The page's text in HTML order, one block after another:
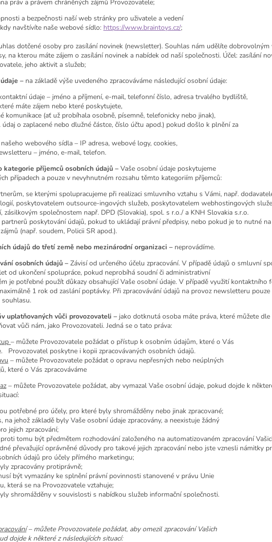
práv a právem chráněných zájmů Provozovatele;
a bezpečnosti naší web stránky pro uživatele a vedení
navštívíte naše webové sídlo: https://www.braintoys.cz/;
dotčené osoby pro zasílání novinek (newsletter). Souhlas nám udělíte dobrovolným
na kterou máte zájem o zasílání novinek a nabídek od naší společnosti. Účel: zasílání
jeho aktivit a služeb;
– na základě výše uvedeného zpracováváme následující osobní údaje:
údaje – jméno a příjmení, e-mail, telefonní číslo, adresa trvalého bydliště,
máte zájem nebo které poskytujete,
komunikace (ať už probíhala osobně, písemně, telefonicky nebo jinak),
o zaplacené nebo dlužné částce, číslo účtu apod.) pokud došlo k plnění za
webového sídla – IP adresa, webové logy, cookies,
– jméno, e-mail, telefon.
kategorie příjemců osobních údajů – Vaše osobní údaje poskytujeme
případech a pouze v nevyhnutném rozsahu těmto kategoriím příjemců:
se kterými spolupracujeme při realizaci smluvního vztahu s Vámi, např.
poskytovatelem outsource-ingových služeb, poskytovatelem webhostingových
zásilkovým společnostem např. DPD (Slovakia), spol. s r.o./ a KNH Slovakia s.r.o.
poskytování údajů, pokud to ukládají právní předpisy, nebo pokud je to nutné
(např. soudem, Policii SR apod.).
údajů do třetí země nebo mezinárodní organizaci – neprovádíme.
osobních údajů – Závisí od určeného účelu zpracování. V případě údajů o smluvní
od ukončení spolupráce, pokud neprobíhá soudní či administrativní
je potřebné použít důkazy obsahující Vaše osobní údaje. V případě využití kontaktního
1 rok od zaslání poptávky. Při zpracovávání údajů na provoz newsletteru
uplatňovaných vůči provozovateli – jako dotknutá osoba máte práva, které můžete dle
vůči nám, jako Provozovateli. Jedná se o tato práva:
– můžete Provozovatele požádat o přístup k osobním údajům, které o Vás
Provozovatel poskytne i kopii zpracovávaných osobních údajů.
– můžete Provozovatele požádat o opravu nepřesných nebo neúplných
které o Vás zpracováváme
– můžete Provozovatele požádat, aby vymazal Vaše osobní údaje, pokud dojde k
potřebné pro účely, pro které byly shromážděny nebo jinak zpracované;
jehož základě byly Vaše osobní údaje zpracovány, a neexistuje žádný
jejich zpracování;
tomu být předmětem rozhodování založeného na automatizovaném zpracování
převažující oprávněné důvody pro takové jejich zpracování nebo jste vznesli námitky
údajů pro účely přímého marketingu;
zpracovány protiprávně;
být vymazány ke splnění právní povinnosti stanovené v právu Unie
která se na Provozovatele vztahuje;
shromážděny v souvislosti s nabídkou služeb informační společnosti.
– můžete Provozovatele požádat, aby omezil zpracování Vašich
dojde k některé z následujících situací: